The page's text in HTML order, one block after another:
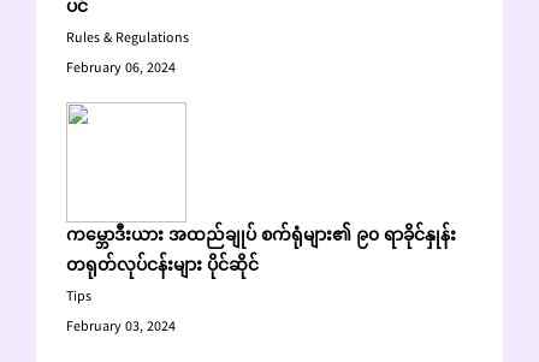
ပင်
Rules & Regulations
February 06, 2024
ကမ္ဘောဒီးယား အထည်ချုပ် စက်ရုံများ၏ ၉၀ ရာခိုင်နှုန်း
တရုတ်လုပ်ငန်းများ ပိုင်ဆိုင်
Tips
February 03, 2024